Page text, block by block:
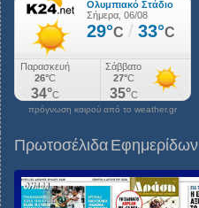
πρόγνωση καιρού από το weather.gr
Πρωτοσέλιδα Εφημερίδων